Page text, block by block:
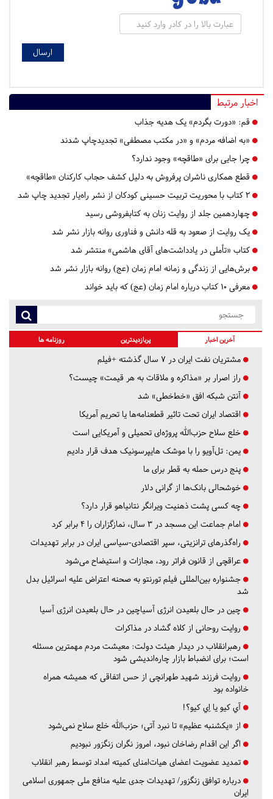
اخبار مرتبط
قم: «دورت بگردم» یک هدیه جذاب
«به اضافه مردم» و «در مکتب مصطفی» تجدیدچاپ شدند
چرا جایی برای «طاقچه» وجود ندارد؟
قطع همکاری ناشران پرفروش به دلیل کشف حجاب کارکنان «طاقچه»
2 کتاب با محوریت تربیت حسینی کودکان از نشر راه‌یار تجدید چاپ شد
چهاردهمین جلد از روایت زنان به کتابفروشی‌ رسید
یک روایت از صعود به قله دانش و فناوری روانه بازار نشر شد
کتاب «تأملی در یادداشت‌های آقای هاشمی» منتشر شد
برش‌هایی از زندگی و زمانه امام زمان (عج) روانه بازار نشر شد
معرفی ۱۰ کتاب درباره امام زمان (عج) که باید خواند
آخرین اخبار پربازدیدترین روزنامه ها
مشتریان نفت ایران در ۷ سال گذشته +فیلم
راز اصرار بر «مذاکره و ملاقات به هر قیمت» چیست؟
آنتن شبکه افق «خط‌خطی» شد
اقتصاد ایران تحت تاثیر قطعنامه‌ها یا تحریم‌ آمریکا
خلع سلاح حزب‌الله پروژه‌ای تحمیلی و آمریکایی است
یمن: تل‌آویو را با موشک هایپرسونیک هدف قرار دادیم
پنج درس‌ حمله به قطر برای ما
خوشحالی بانک‌ها از گرانی دلار
چه کسی پشت ذهنیت ویرانگر نتانیاهو قرار دارد؟
امام جماعت این مسجد در ۳ سال، نمازگزاران را ۴ برابر کرد
راه‌گذرهای ترانزیتی، سپر اقتصادی-سیاسی ایران در برابر تهدیدات
عراقچی از قانون فراتر رود، مجازات و استیضاح می‌شود
جشنواره بین‌المللی فیلم تورنتو به صحنه اعتراض علیه اسرائیل بدل
شد
چین در حال بلعیدن انرژی آسیاچین در حال بلعیدن انرژی آسیا
روایت روحانی از کلاه گشاد در مذاکرات
رهبرانقلاب در دیدار هیئت دولت: معیشت مردم مهمترین مسئله
است؛ برای انضباط بازار چاره‌اندیشی شود
روایت فرزند شهید طهرانچی از حس اتفاقی که همیشه همراه
خانواده بود
آي كيو يا اِي كيو؟!
از «یکشنبه عظیم» تا نبرد آتی؛ حزب‌الله خلع سلاح نمی‌شود
اگر این اقدام رضاخان نبود، امروز نگران زنگزور نبودیم
تمدید عضویت اعضای هیات‌امنای کمیته امداد توسط رهبر انقلاب
درباره توافق زنگزور/ تهدیدات جدی علیه منافع ملی جمهوری اسلامی
ایران